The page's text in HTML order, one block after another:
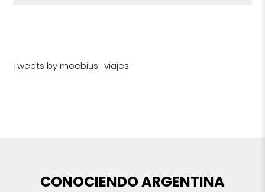
Tweets by moebius_viajes
CONOCIENDO ARGENTINA